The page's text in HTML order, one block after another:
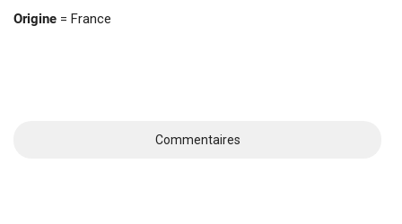
Origine = France
Commentaires